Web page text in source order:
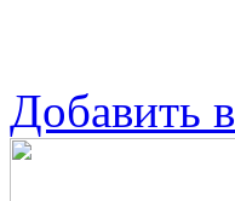
Добавить